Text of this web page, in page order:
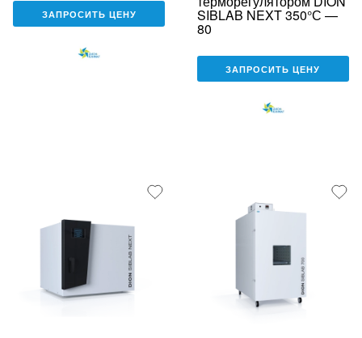
ЗАПРОСИТЬ ЦЕНУ SIBLAB NEXT 350°С —
80
ЗАПРОСИТЬ ЦЕНУ